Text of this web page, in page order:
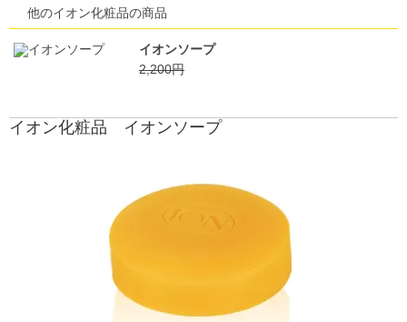
他のイオン化粧品の商品
イオンソープ
2,200円
イオン化粧品 イオンソープ